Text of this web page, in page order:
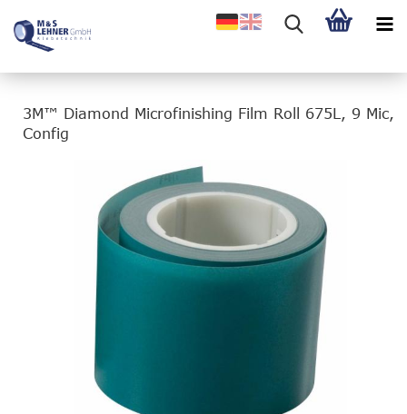
3M™ Diamond Microfinishing Film Roll 675L, 9 Mic,
Config